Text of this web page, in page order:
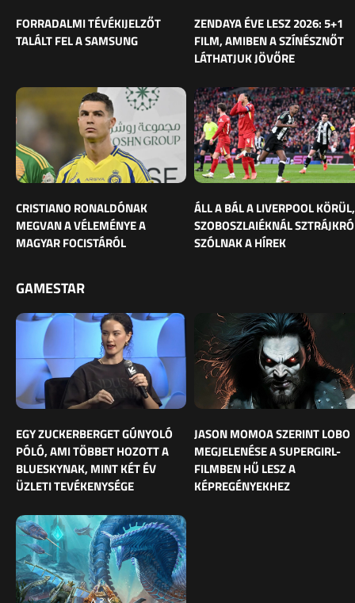
FORRADALMI TÉVÉKIJELZŐT
TALÁLT FEL A SAMSUNG
ZENDAYA ÉVE LESZ 2026: 5+1
FILM, AMIBEN A SZÍNÉSZNŐT
LÁTHATJUK JÖVŐRE
CRISTIANO RONALDÓNAK
MEGVAN A VÉLEMÉNYE A
MAGYAR FOCISTÁRÓL
ÁLL A BÁL A LIVERPOOL KÖRÜL,
SZOBOSZLAIÉKNÁL
SZÓLNAK A HÍREK
GAMESTAR
EGY ZUCKERBERGET GÚNYOLÓ
PÓLÓ, AMI TÖBBET HOZOTT A
BLUESKYNAK, MINT KÉT ÉV
ÜZLETI TEVÉKENYSÉGE
JASON MOMOA SZERINT LOBO
MEGJELENÉSE A SUPERGIRL-
FILMBEN HŰ LESZ A
KÉPREGÉNYEKHEZ